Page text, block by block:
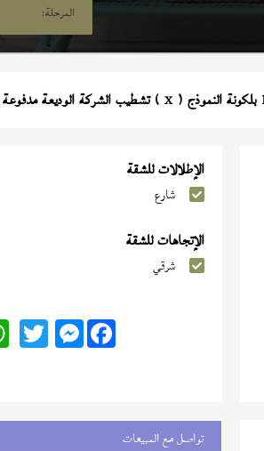
المرحلة:
X ) تشطيب الشركة الوديعة مدفوعة بسعر
الإطلالات للشقة
شارع
الإتجاهات للشقة
شرقي
Messenger
تواصل مع المبيعات